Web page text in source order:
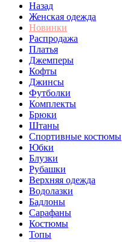
Назад
Женская одежда
Новинки
Распродажа
Платья
Джемперы
Кофты
Джинсы
Футболки
Комплекты
Брюки
Штаны
Спортивные костюмы
Юбки
Блузки
Рубашки
Верхняя одежда
Водолазки
Бадлоны
Сарафаны
Костюмы
Топы